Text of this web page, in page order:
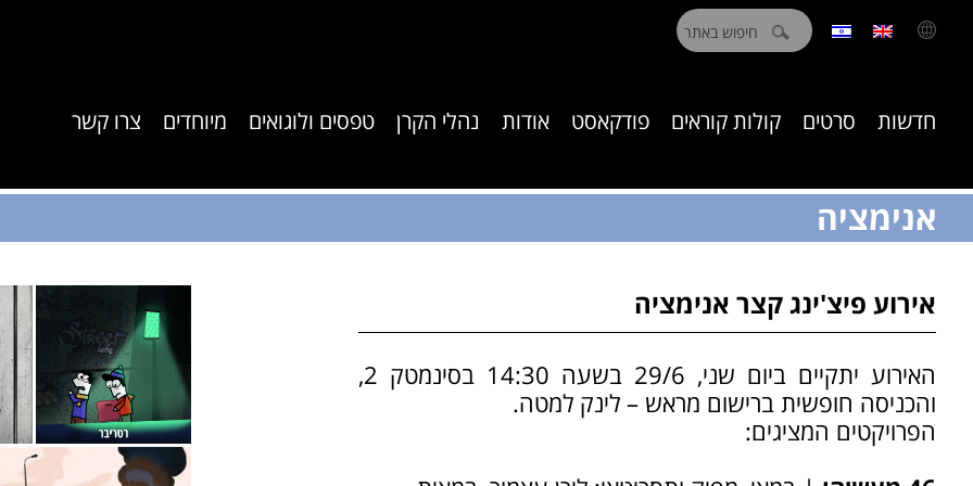
חיפוש:
חדשות סרטים קולות קוראים פודקאסט אודות נהלי הקרן טפסים ולוגואים מיוחדים צרו קשר
אנימציה
אירוע פיצ'ינג קצר אנימציה
האירוע יתקיים ביום שני, 29/6 בשעה 14:30 בסינמטק 2,
והכניסה חופשית ברישום מראש – לינק למטה.
הפרויקטים המציגים: